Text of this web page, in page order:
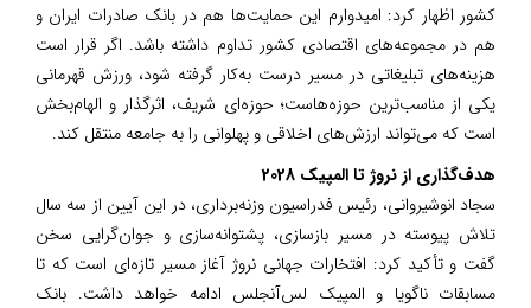
کشور اظهار کرد: امیدوارم این حمایت‌ها هم در بانک صادرات ایران و
هم در مجموعه‌های اقتصادی کشور تداوم داشته باشد. اگر قرار است
هزینه‌های تبلیغاتی در مسیر درست به‌کار گرفته شود، ورزش قهرمانی
یکی از مناسب‌ترین حوزه‌هاست؛ حوزه‌ای شریف، اثرگذار و الهام‌بخش
است که می‌تواند ارزش‌های اخلاقی و پهلوانی را به جامعه منتقل کند.
هدف‌گذاری از نروژ تا المپیک 2028
سجاد انوشیروانی، رئیس فدراسیون وزنه‌برداری، در این آیین از سه سال
تلاش پیوسته در مسیر بازسازی، پشتوانه‌سازی و جوان‌گرایی سخن
گفت و تأکید کرد: افتخارات جهانی نروژ آغاز مسیر تازه‌ای است که تا
مسابقات ناگویا و المپیک لس‌آنجلس ادامه خواهد داشت. بانک